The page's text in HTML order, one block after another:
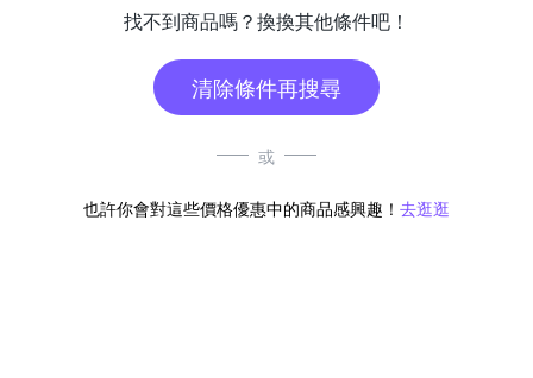
找不到商品嗎？換換其他條件吧！
清除條件再搜尋
或
也許你會對這些價格優惠中的商品感興趣！ 去逛逛